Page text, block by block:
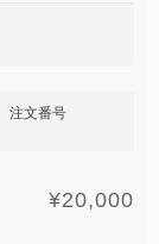
注文番号
¥20,000